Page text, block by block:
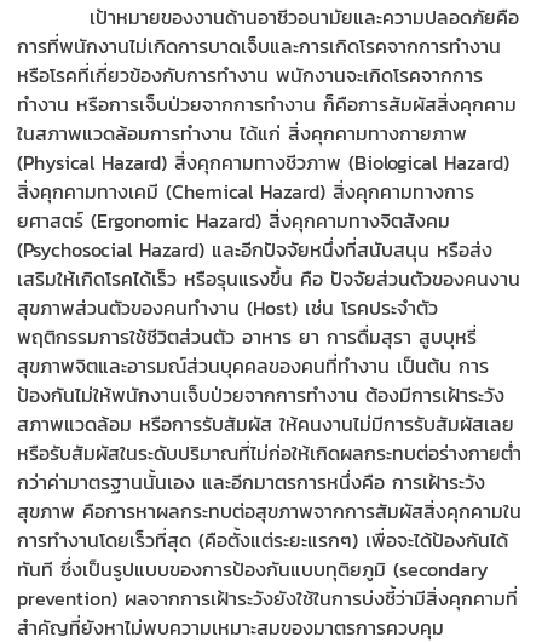
เป้าหมายของงานด้านอาชีวอนามัยและความปลอดภัยคือ
การที่พนักงานไม่เกิดการบาดเจ็บและการเกิดโรคจากการทำงาน
หรือโรคที่เกี่ยวข้องกับการทำงาน พนักงานจะเกิดโรคจากการ
ทำงาน หรือการเจ็บป่วยจากการทำงาน ก็คือการสัมผัสสิ่งคุกคาม
ในสภาพแวดล้อมการทำงาน ได้แก่ สิ่งคุกคามทางกายภาพ
(Physical Hazard) สิ่งคุกคามทางชีวภาพ (Biological Hazard)
สิ่งคุกคามทางเคมี (Chemical Hazard) สิ่งคุกคามทางการ
ยศาสตร์ (Ergonomic Hazard) สิ่งคุกคามทางจิตสังคม
(Psychosocial Hazard) และอีกปัจจัยหนึ่งที่สนับสนุน หรือส่ง
เสริมให้เกิดโรคได้เร็ว หรือรุนแรงขึ้น คือ ปัจจัยส่วนตัวของคนงาน
สุขภาพส่วนตัวของคนทำงาน (Host) เช่น โรคประจำตัว
พฤติกรรมการใช้ชีวิตส่วนตัว อาหาร ยา การดื่มสุรา สูบบุหรี่
สุขภาพจิตและอารมณ์ส่วนบุคคลของคนที่ทำงาน เป็นต้น การ
ป้องกันไม่ให้พนักงานเจ็บป่วยจากการทำงาน ต้องมีการเฝ้าระวัง
สภาพแวดล้อม หรือการรับสัมผัส ให้คนงานไม่มีการรับสัมผัสเลย
หรือรับสัมผัสในระดับปริมาณที่ไม่ก่อให้เกิดผลกระทบต่อร่างกายต่ำ
กว่าค่ามาตรฐานนั้นเอง และอีกมาตรการหนึ่งคือ การเฝ้าระวัง
สุขภาพ คือการหาผลกระทบต่อสุขภาพจากการสัมผัสสิ่งคุกคามใน
การทำงานโดยเร็วที่สุด (คือตั้งแต่ระยะแรกๆ) เพื่อจะได้ป้องกันได้
ทันที ซึ่งเป็นรูปแบบของการป้องกันแบบทุติยภูมิ (secondary
prevention) ผลจากการเฝ้าระวังยังใช้ในการบ่งชี้ว่ามีสิ่งคุกคามที่
สำคัญที่ยังหาไม่พบความเหมาะสมของมาตรการควบคุม